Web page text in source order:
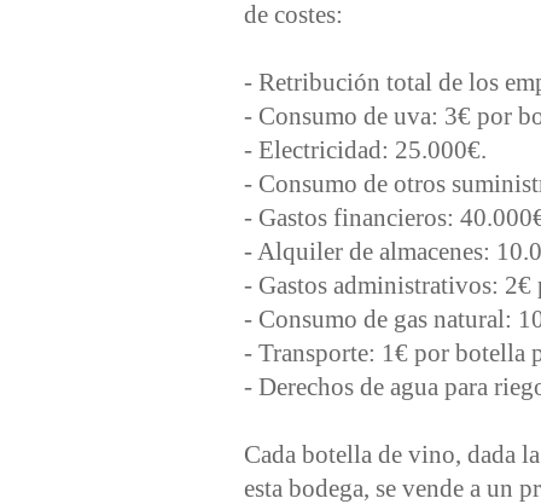
de costes:
- Retribución total de los
- Consumo de uva: 3€ por
- Electricidad: 25.000€.
- Consumo de otros
- Gastos financieros:
- Alquiler de almacenes:
- Gastos administrativos:
- Consumo de gas natural:
- Transporte: 1€ por botella
- Derechos de agua para
Cada botella de vino, dada
esta bodega, se vende a un